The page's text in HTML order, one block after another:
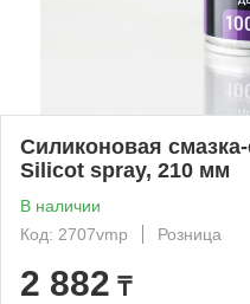
Cиликоновая
Silicot spray, 210 мм
В наличии
Код: 2707vmp
Розница
2 882 ₸